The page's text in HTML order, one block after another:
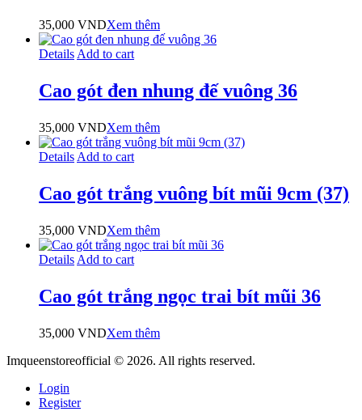
35,000 VNDXem thêm
Details Add to cart
Cao gót đen nhung đế vuông 36
35,000 VNDXem thêm
Details Add to cart
Cao gót trắng vuông bít mũi 9cm (37)
35,000 VNDXem thêm
Details Add to cart
Cao gót trắng ngọc trai bít mũi 36
35,000 VNDXem thêm
Imqueenstoreofficial © 2026. All rights reserved.
Login
Register